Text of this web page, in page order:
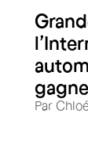
Par